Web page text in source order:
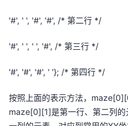
'#', ' ', '#', '#', /* 第二行 */
'#', ' ', ' ', '#', /* 第三行 */
'#', '#', '#', ' '}; /* 第四行 */
按照上面的表示方法， m
maze[0][1]是第一行、第二列的